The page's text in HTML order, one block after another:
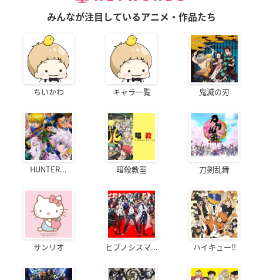
みんなが注目しているアニメ・作品たち
ちいかわ キャラ一覧 鬼滅の刃
HUNTER... 暗殺教室 刀剣乱舞
サンリオ ヒプノシスマ... ハイキュー!!